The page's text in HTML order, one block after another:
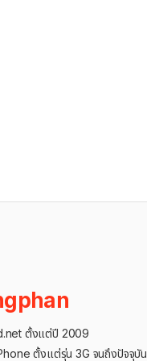
ตั้งแต่ปี 2009
ตั้งแต่รุ่น 3G จนถึงปัจจุบัน